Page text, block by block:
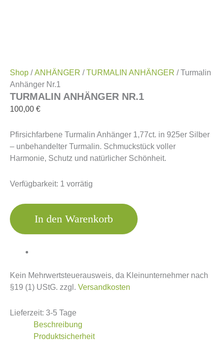
Shop /ANHÄNGER /TURMALIN ANHÄNGER / Turmalin
Anhänger Nr.1
TURMALIN ANHÄNGER NR.1
100,00 €
Pfirsichfarbene Turmalin Anhänger 1,77ct. in 925er Silber
– unbehandelter Turmalin. Schmuckstück voller
Harmonie, Schutz und natürlicher Schönheit.
Verfügbarkeit: 1 vorrätig
In den Warenkorb
Kein Mehrwertsteuerausweis, da Kleinunternehmer nach
§19 (1) UStG. zzgl. Versandkosten
Lieferzeit: 3-5 Tage
Beschreibung
Produktsicherheit